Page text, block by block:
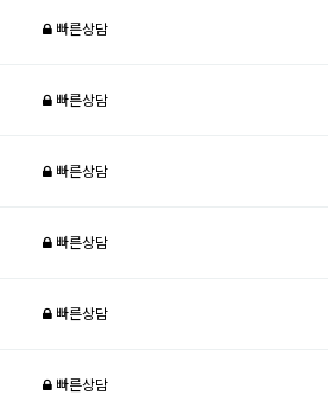
빠른상담
빠른상담
빠른상담
빠른상담
빠른상담
빠른상담